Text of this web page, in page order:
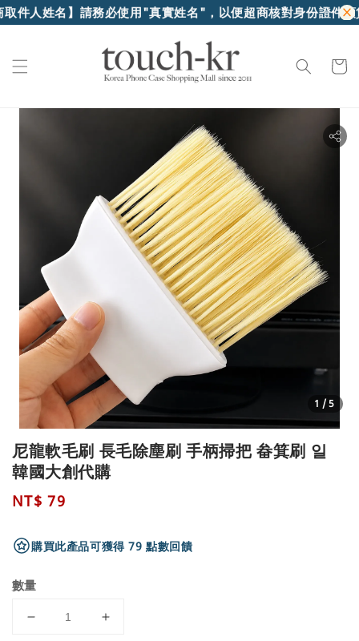
件人姓名】請務必使用"真實姓名"，以便超商核對身份證件領
1 /5
尼龍軟毛刷 長毛除塵刷 手柄掃把 畚箕刷 일
韓國大創代購
Regular
NT$ 79
購買此產品可獲得 79 點數回饋
數量